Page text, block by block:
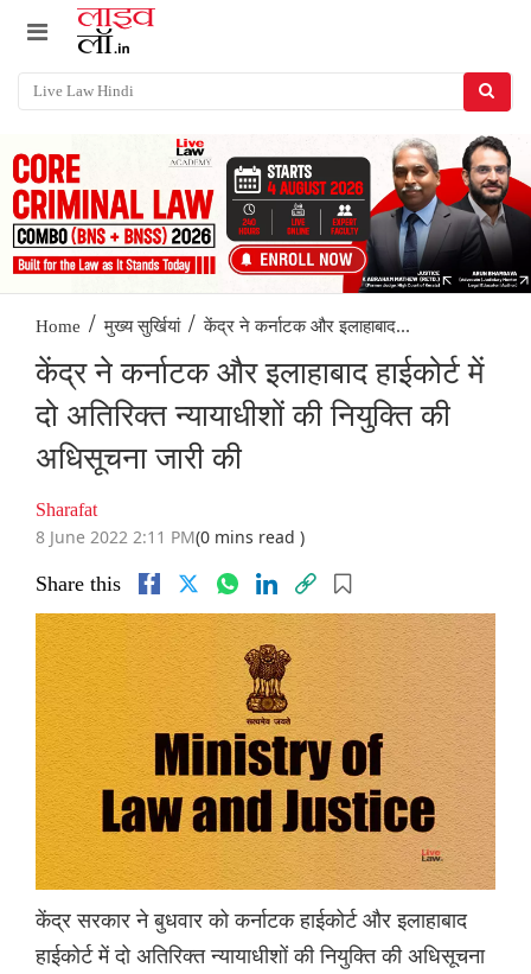
Home / मुख्य सुर्खियां / केंद्र ने कर्नाटक और इलाहाबाद...
केंद्र ने कर्नाटक और इलाहाबाद हाईकोर्ट में
दो अतिरिक्त न्यायाधीशों की नियुक्ति की
अधिसूचना जारी की
Sharafat
8 June 2022 2:11 PM(0 mins read )
Share this
केंद्र सरकार ने बुधवार को कर्नाटक हाईकोर्ट और इलाहाबाद
हाईकोर्ट में दो अतिरिक्त न्यायाधीशों की नियुक्ति की अधिसूचना